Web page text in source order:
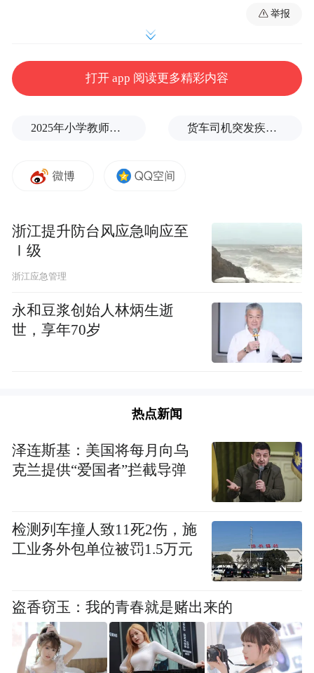
立即召集列车所有工作人员启动紧急处置，
加强全车巡查。21时许，列车工作人员将各
车厢乘务间、厕所、洗脸间、车厢内80余个
能够开窗通气的气窗全部打开，进行通风降
21时20分，车内温度为31度左右，3号车厢一
将其安排在4号乘务间休息。
与此同时，中国铁路上海局集团公司金华车
务段紧急协调送来900余罐八宝粥、1300余瓶
矿泉水，安排工作人员上车接力式传送给旅
准备。客车到达金华站后，又补充500余瓶矿
情况跟踪研判，认为客车滞留线路两侧无站
晚、车外无照明、开启车门可能存在旅客下
车摔伤人身安全风险，车内虽闷热但没有达
到马上开启车门和破窗应急预案的紧急程
度。
22时04分许，3号车厢一名男性旅客擅自取下
劝阻未果，导致一块车窗玻璃被砸破。为防
止旅客跳窗发生意外，一名列车工作人员立
即上前张开双臂、拦在窗前，乘警及其他列
举报
打开 app 阅读更多精彩内容
2025年小学教师减少13.19万 货车司机突发疾病晕倒车轮边，陌生同行第一时间发现并救助
浙江提升防台风应急响应至
Ⅰ级
浙江应急管理
永和豆浆创始人林炳生逝
世，享年70岁
热点新闻
泽连斯基：美国将每月向乌
克兰提供“爱国者”拦截导弹
检测列车撞人致11死2伤，施
工业务外包单位被罚1.5万元
盗香窃玉：我的青春就是赌出来的